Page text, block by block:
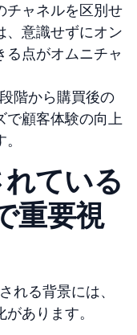
チャネルを区別せ
、意識せずにオン
る点がオムニチャ
階から購買後の
で顧客体験の向上
ている
重要視
れる背景には、
あります。